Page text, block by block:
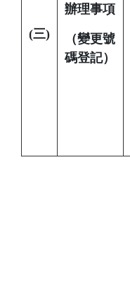
(三)
辦理事項
（變更號
碼登記）